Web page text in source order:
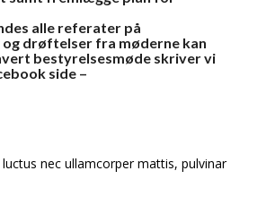
alle referater på
drøftelser fra møderne kan
bestyrelsesmøde skriver vi
side –
nec ullamcorper mattis, pulvinar